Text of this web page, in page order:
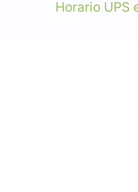
Horario UPS